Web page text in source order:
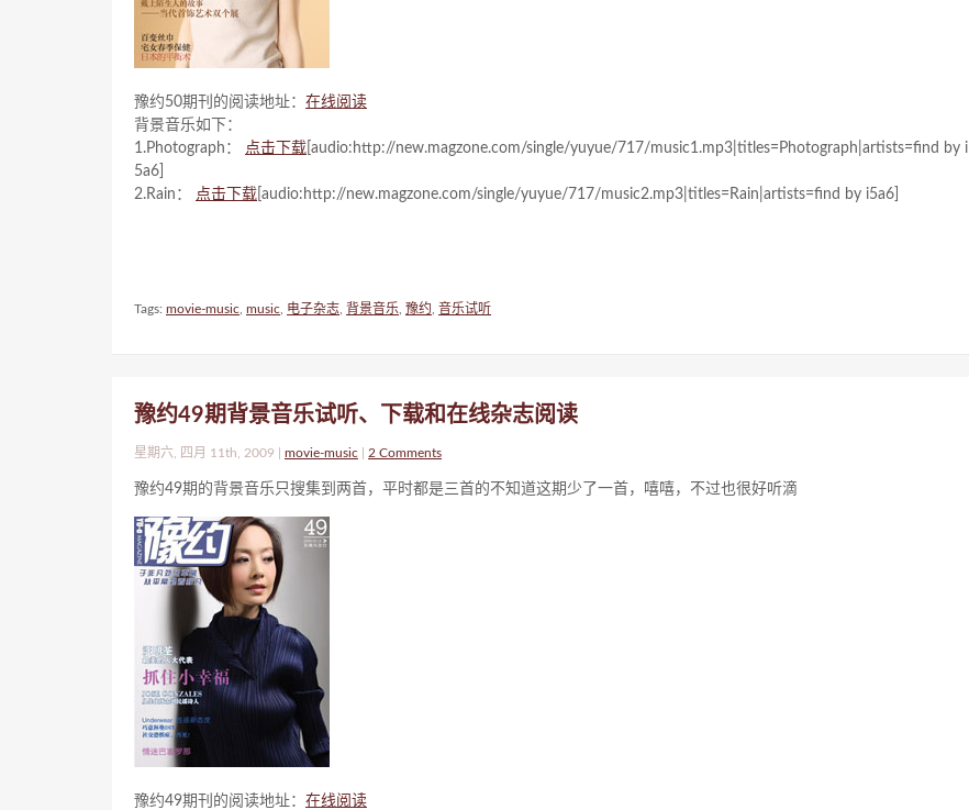
豫约50期刊的阅读地址： 在线阅读
背景音乐如下：
1.Photograph： 点击下载 [audio:http://new.magzone.com/single/yuyue/717/music1.mp3|titles=Photograph|artists=find by i
5a6]
2.Rain： 点击下载 [audio:http://new.magzone.com/single/yuyue/717/music2.mp3|titles=Rain|artists=find by i5a6]
Tags: movie-music music 电子杂志 背景音乐 豫约 音乐试听
豫约49期背景音乐试听、下载和在线杂志阅读
星期六, 四月 11th, 2009 | movie-music 2 Comments
豫约49期的背景音乐只搜集到两首，平时都是三首的不知道这期少了一首，嘻嘻，不过也很好听滴
豫约49期刊的阅读地址： 在线阅读